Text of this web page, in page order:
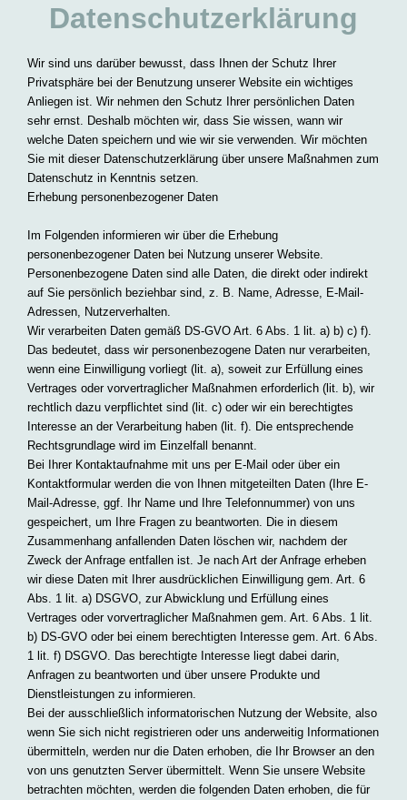
Datenschutzerklärung
Wir sind uns darüber bewusst, dass Ihnen der Schutz Ihrer
Privatsphäre bei der Benutzung unserer Website ein wichtiges
Anliegen ist. Wir nehmen den Schutz Ihrer persönlichen Daten
sehr ernst. Deshalb möchten wir, dass Sie wissen, wann wir
welche Daten speichern und wie wir sie verwenden. Wir möchten
Sie mit dieser Datenschutzerklärung über unsere Maßnahmen zum
Datenschutz in Kenntnis setzen.
Erhebung personenbezogener Daten
Im Folgenden informieren wir über die Erhebung
personenbezogener Daten bei Nutzung unserer Website.
Personenbezogene Daten sind alle Daten, die direkt oder indirekt
auf Sie persönlich beziehbar sind, z. B. Name, Adresse, E-Mail-
Adressen, Nutzerverhalten.
Wir verarbeiten Daten gemäß DS-GVO Art. 6 Abs. 1 lit. a) b) c) f).
Das bedeutet, dass wir personenbezogene Daten nur verarbeiten,
wenn eine Einwilligung vorliegt (lit. a), soweit zur Erfüllung eines
Vertrages oder vorvertraglicher Maßnahmen erforderlich (lit. b), wir
rechtlich dazu verpflichtet sind (lit. c) oder wir ein berechtigtes
Interesse an der Verarbeitung haben (lit. f). Die entsprechende
Rechtsgrundlage wird im Einzelfall benannt.
Bei Ihrer Kontaktaufnahme mit uns per E-Mail oder über ein
Kontaktformular werden die von Ihnen mitgeteilten Daten (Ihre E-
Mail-Adresse, ggf. Ihr Name und Ihre Telefonnummer) von uns
gespeichert, um Ihre Fragen zu beantworten. Die in diesem
Zusammenhang anfallenden Daten löschen wir, nachdem der
Zweck der Anfrage entfallen ist. Je nach Art der Anfrage erheben
wir diese Daten mit Ihrer ausdrücklichen Einwilligung gem. Art. 6
Abs. 1 lit. a) DSGVO, zur Abwicklung und Erfüllung eines
Vertrages oder vorvertraglicher Maßnahmen gem. Art. 6 Abs. 1 lit.
b) DS-GVO oder bei einem berechtigten Interesse gem. Art. 6 Abs.
1 lit. f) DSGVO. Das berechtigte Interesse liegt dabei darin,
Anfragen zu beantworten und über unsere Produkte und
Dienstleistungen zu informieren.
Bei der ausschließlich informatorischen Nutzung der Website, also
wenn Sie sich nicht registrieren oder uns anderweitig Informationen
übermitteln, werden nur die Daten erhoben, die Ihr Browser an den
von uns genutzten Server übermittelt. Wenn Sie unsere Website
betrachten möchten, werden die folgenden Daten erhoben, die für